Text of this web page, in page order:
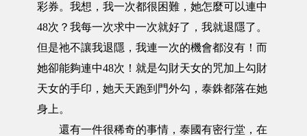
彩券。我想，我一次都很困難，她怎麼可以連中
48次？我每一次求中一次就好了，我就退隱了。
但是祂不讓我退隱，我連一次的機會都沒有！而
她卻能夠連中48次！就是勾財天女的咒加上勾財
天女的手印，她天天跑到門外勾，泰銖都落在她
身上。
還有一件很稀奇的事情，泰國有密行堂，在